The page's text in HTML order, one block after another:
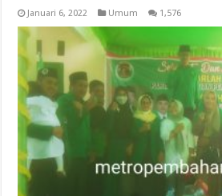
Januari 6, 2022 Umum 1,576